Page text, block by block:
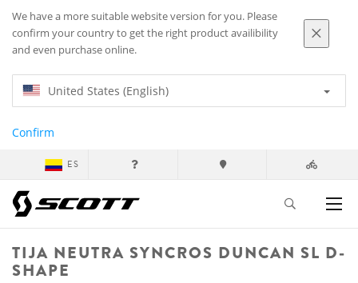
We have a more suitable website version for you. Please
confirm your country to get the right product availibility
and even purchase online.
United States (English)
Confirm
ES
TIJA NEUTRA SYNCROS DUNCAN SL D-
SHAPE